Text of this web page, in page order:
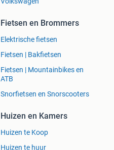
Fietsen en Brommers
Elektrische fietsen
Fietsen | Bakfietsen
Fietsen | Mountainbikes en
ATB
Snorfietsen en Snorscooters
Huizen en Kamers
Huizen te Koop
Huizen te huur